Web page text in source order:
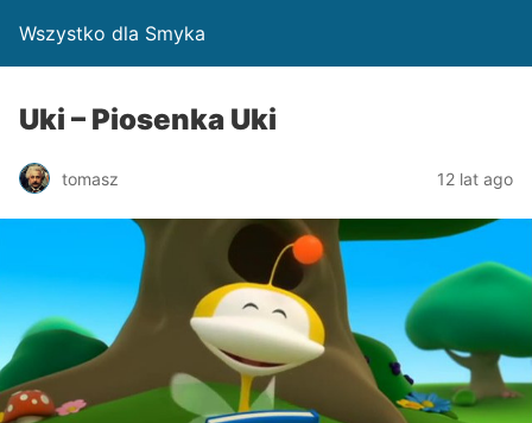
Wszystko dla Smyka
Uki – Piosenka Uki
tomasz 12 lat ago